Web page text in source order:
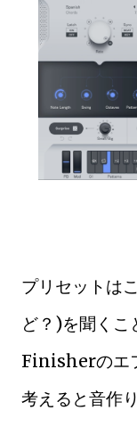
プリセットは
ど？)を聞くこ
Finisherのエ
考えると音作